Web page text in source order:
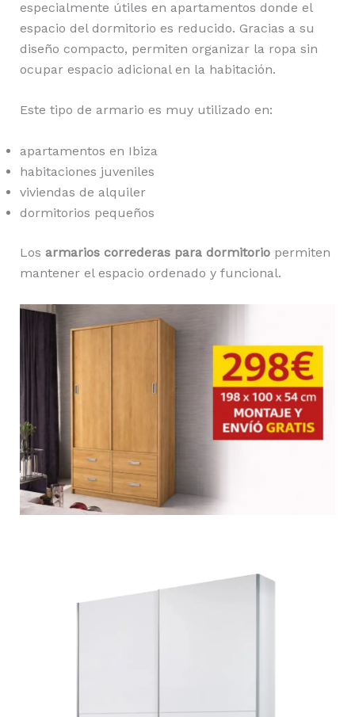
especialmente útiles en apartamentos donde el
espacio del dormitorio es reducido. Gracias a su
diseño compacto, permiten organizar la ropa sin
ocupar espacio adicional en la habitación.
Este tipo de armario es muy utilizado en:
apartamentos en Ibiza
habitaciones juveniles
viviendas de alquiler
dormitorios pequeños
Los armarios correderas para dormitoriopermiten
mantener el espacio ordenado y funcional.